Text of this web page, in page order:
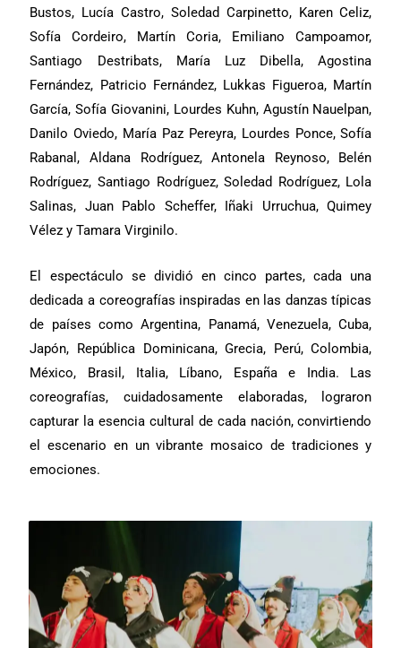
Bustos, Lucía Castro, Soledad Carpinetto, Karen Celiz,
Sofía Cordeiro, Martín Coria, Emiliano Campoamor,
Santiago Destribats, María Luz Dibella, Agostina
Fernández, Patricio Fernández, Lukkas Figueroa, Martín
García, Sofía Giovanini, Lourdes Kuhn, Agustín Nauelpan,
Danilo Oviedo, María Paz Pereyra, Lourdes Ponce, Sofía
Rabanal, Aldana Rodríguez, Antonela Reynoso, Belén
Rodríguez, Santiago Rodríguez, Soledad Rodríguez, Lola
Salinas, Juan Pablo Scheffer, Iñaki Urruchua, Quimey
Vélez y Tamara Virginilo.
El espectáculo se dividió en cinco partes, cada una
dedicada a coreografías inspiradas en las danzas típicas
de países como Argentina, Panamá, Venezuela, Cuba,
Japón, República Dominicana, Grecia, Perú, Colombia,
México, Brasil, Italia, Líbano, España e India. Las
coreografías, cuidadosamente elaboradas, lograron
capturar la esencia cultural de cada nación, convirtiendo
el escenario en un vibrante mosaico de tradiciones y
emociones.